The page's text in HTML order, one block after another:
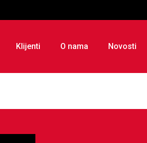
Klijenti O nama Novosti